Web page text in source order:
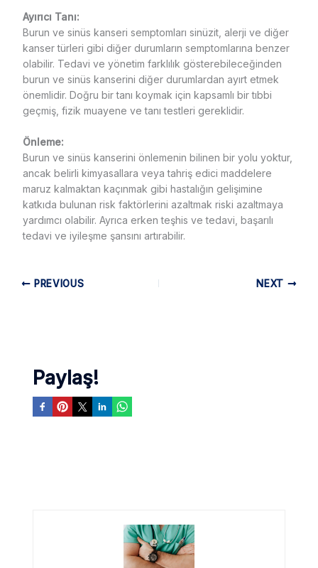
Ayırıcı Tanı:
Burun ve sinüs kanseri semptomları sinüzit, alerji ve diğer
kanser türleri gibi diğer durumların semptomlarına benzer
olabilir. Tedavi ve yönetim farklılık gösterebileceğinden
burun ve sinüs kanserini diğer durumlardan ayırt etmek
önemlidir. Doğru bir tanı koymak için kapsamlı bir tıbbi
geçmiş, fizik muayene ve tanı testleri gereklidir.
Önleme:
Burun ve sinüs kanserini önlemenin bilinen bir yolu yoktur,
ancak belirli kimyasallara veya tahriş edici maddelere
maruz kalmaktan kaçınmak gibi hastalığın gelişimine
katkıda bulunan risk faktörlerini azaltmak riski azaltmaya
yardımcı olabilir. Ayrıca erken teşhis ve tedavi, başarılı
tedavi ve iyileşme şansını artırabilir.
PREVIOUS NEXT
Paylaş!